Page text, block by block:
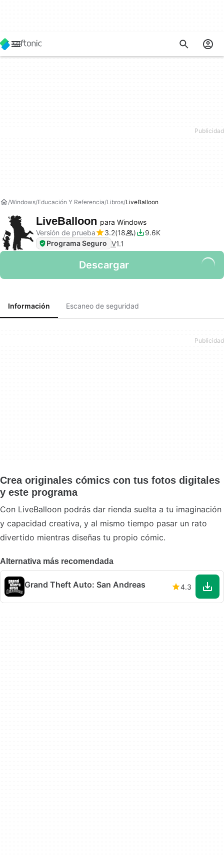
Windows Educación Y Referencia Libros LiveBalloon
LiveBalloon para Windows
Versión de prueba
3.2 18
9.6K
Programa Seguro V1.1
Descargar
Información Escaneo de seguridad
Crea originales cómics con tus fotos digitales
y este programa
Con LiveBalloon podrás dar rienda suelta a tu imaginación
y capacidad creativa, y al mismo tiempo pasar un rato
divertido mientras diseñas tu propio cómic.
Alternativa más recomendada
Grand Theft Auto: San Andreas 4.3